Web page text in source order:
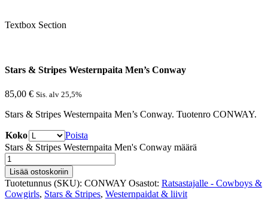
Textbox Section
Stars & Stripes Westernpaita Men’s Conway
85,00 € Sis. alv 25,5%
Stars & Stripes Westernpaita Men’s Conway. Tuotenro CONWAY.
Koko
Poista
Stars & Stripes Westernpaita Men's Conway määrä
Lisää ostoskoriin
Tuotetunnus (SKU): CONWAY Osastot: Ratsastajalle - Cowboys &
Cowgirls, Stars & Stripes, Westernpaidat & liivit